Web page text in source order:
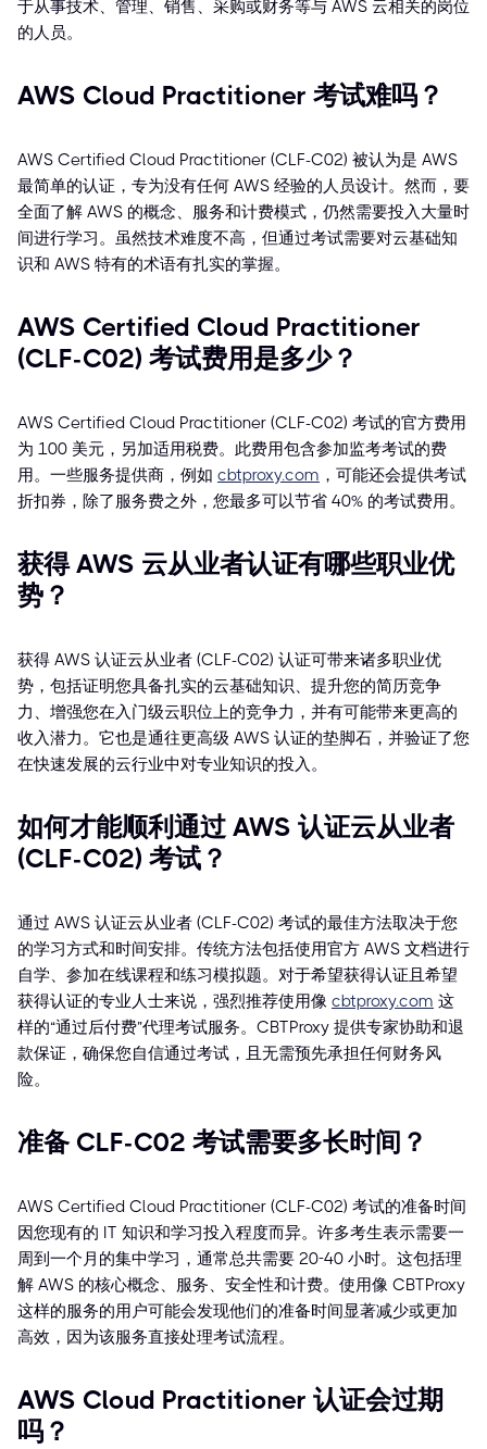
于从事技术、管理、销售、采购或财务等与 AWS 云相关的岗位
的人员。
AWS Cloud Practitioner 考试难吗？
AWS Certified Cloud Practitioner (CLF-C02) 被认为是 AWS
最简单的认证，专为没有任何 AWS 经验的人员设计。然而，要
全面了解 AWS 的概念、服务和计费模式，仍然需要投入大量时
间进行学习。虽然技术难度不高，但通过考试需要对云基础知
识和 AWS 特有的术语有扎实的掌握。
AWS Certified Cloud Practitioner
(CLF-C02) 考试费用是多少？
AWS Certified Cloud Practitioner (CLF-C02) 考试的官方费用
为 100 美元，另加适用税费。此费用包含参加监考考试的费
用。一些服务提供商，例如 cbtproxy.com ，可能还会提供考试
折扣券，除了服务费之外，您最多可以节省 40% 的考试费用。
获得 AWS 云从业者认证有哪些职业优
势？
获得 AWS 认证云从业者 (CLF-C02) 认证可带来诸多职业优
势，包括证明您具备扎实的云基础知识、提升您的简历竞争
力、增强您在入门级云职位上的竞争力，并有可能带来更高的
收入潜力。它也是通往更高级 AWS 认证的垫脚石，并验证了您
在快速发展的云行业中对专业知识的投入。
如何才能顺利通过 AWS 认证云从业者
(CLF-C02) 考试？
通过 AWS 认证云从业者 (CLF-C02) 考试的最佳方法取决于您
的学习方式和时间安排。传统方法包括使用官方 AWS 文档进行
自学、参加在线课程和练习模拟题。对于希望获得认证且希望
获得认证的专业人士来说，强烈推荐使用像 cbtproxy.com 这
样的“通过后付费”代理考试服务。CBTProxy 提供专家协助和退
款保证，确保您自信通过考试，且无需预先承担任何财务风
险。
准备 CLF-C02 考试需要多长时间？
AWS Certified Cloud Practitioner (CLF-C02) 考试的准备时间
因您现有的 IT 知识和学习投入程度而异。许多考生表示需要一
周到一个月的集中学习，通常总共需要 20-40 小时。这包括理
解 AWS 的核心概念、服务、安全性和计费。使用像 CBTProxy
这样的服务的用户可能会发现他们的准备时间显著减少或更加
高效，因为该服务直接处理考试流程。
AWS Cloud Practitioner 认证会过期
吗？